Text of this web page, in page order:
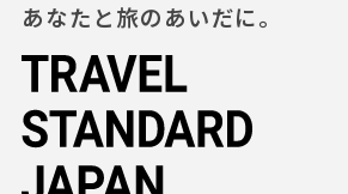
あなたと旅のあいだに。